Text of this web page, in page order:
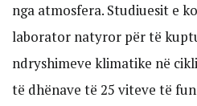
nga atmosfera. Studiuesit e
laborator natyror për të
ndryshimeve klimatike në
të dhënave të 25 viteve të